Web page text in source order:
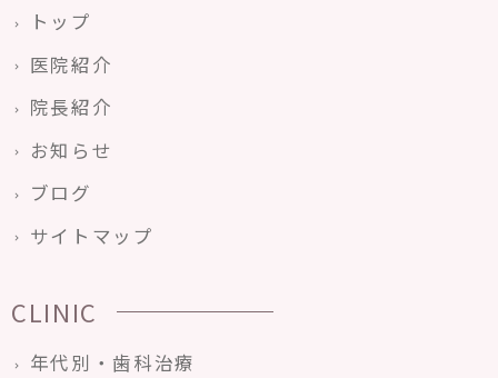
トップ
医院紹介
院長紹介
お知らせ
ブログ
サイトマップ
CLINIC
年代別・歯科治療